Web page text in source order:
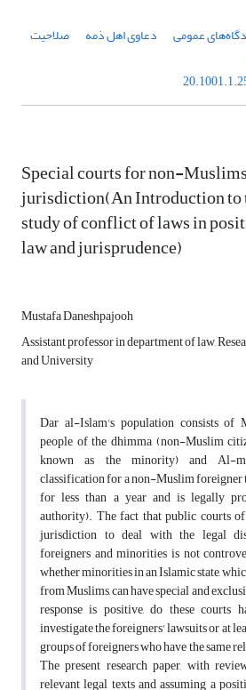
عمومی دعاوی اهل ذمه صلاحیت
Special courts for non-
jurisdiction(An Introduction to
study of conflict of laws in
law and jurisprudence)
Mustafa Daneshpajooh
Assistant professor in department of law,
and University
Dar al-Islam's population consists of
people of the dhimma (non-Muslim
known as the minority) and Al-
classification for a non-Muslim foreigner
for less than a year and is legally
authority). The fact that public courts
jurisdiction to deal with the legal
foreigners and minorities is not
whether minorities in an Islamic state,
from Muslims, can have special and
response is positive, do these courts
investigate the foreigners' lawsuits or at
groups of foreigners who have the same
The present research paper, with
relevant legal texts and assuming a